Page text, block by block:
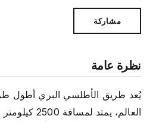
مشاركة
نظرة عامة
يُعد طريق الأطلسي البري أطول